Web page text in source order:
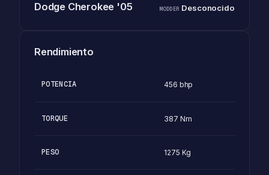
Dodge Cherokee '05 MODDER Desconocido
Rendimiento
POTENCIA 456 bhp
TORQUE 387 Nm
PESO 1275 Kg